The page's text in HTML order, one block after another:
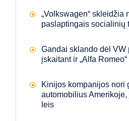
„Volkswagen“ skleidžia
paslaptingais socialinių
Gandai sklando dėl VW
įskaitant ir „Alfa Romeo“
Kinijos kompanijos nori
automobilius
leis